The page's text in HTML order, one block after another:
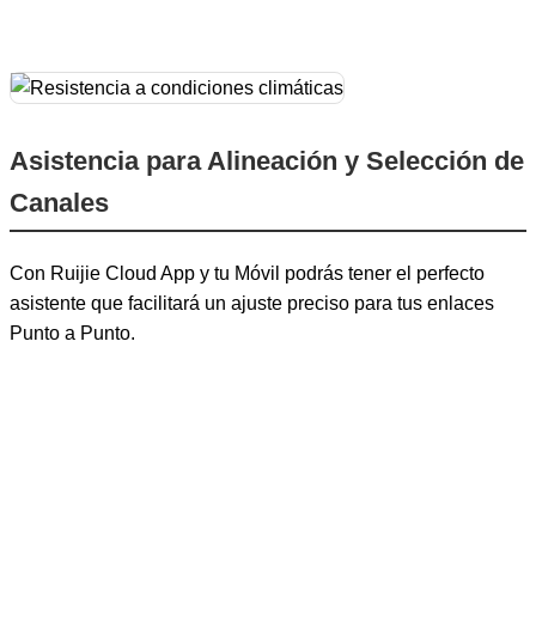
Asistencia para Alineación y Selección de
Canales
Con Ruijie Cloud App y tu Móvil podrás tener el perfecto
asistente que facilitará un ajuste preciso para tus enlaces
Punto a Punto.